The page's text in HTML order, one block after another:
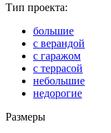
Тип проекта:
большие
с верандой
с гаражом
с террасой
небольшие
недорогие
Размеры